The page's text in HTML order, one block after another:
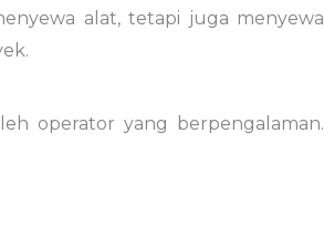
alat, tetapi juga menyewa
operator yang berpengalaman.